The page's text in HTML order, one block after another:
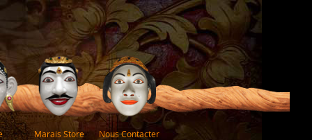
Marais Store Nous Contacter